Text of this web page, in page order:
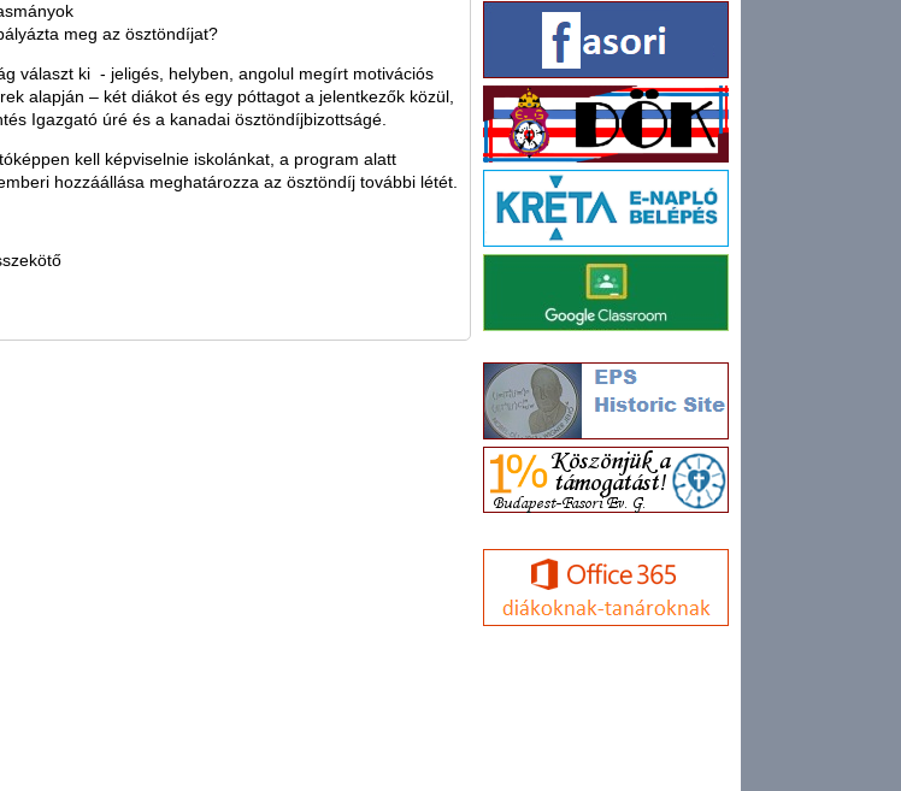
meg az ösztöndíjat?
választ ki - jeligés, helyben, angolul megírt motivációs
alapján – két diákot és egy póttagot a jelentkezők közül,
Igazgató úré és a kanadai ösztöndíjbizottságé.
kell képviselnie iskolánkat, a program alatt
hozzáállása meghatározza az ösztöndíj további létét.